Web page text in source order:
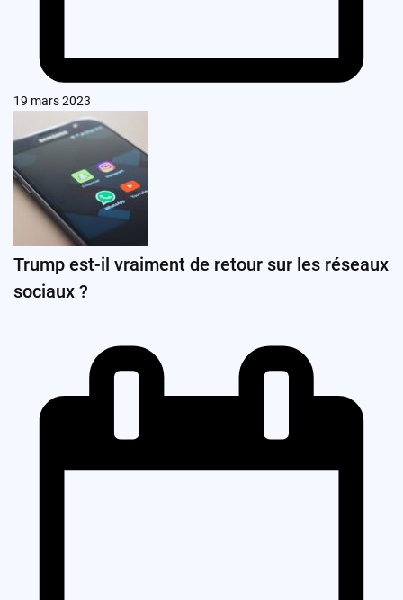
19 mars 2023
Trump est-il vraiment de retour sur les réseaux
sociaux ?